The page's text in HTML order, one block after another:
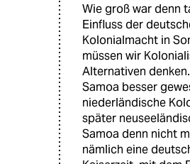
Wie groß war denn
Einfluss der
Kolonialmacht in
müssen wir
Alternativen
Samoa besser
niederländische
später
Samoa denn nicht
nämlich eine